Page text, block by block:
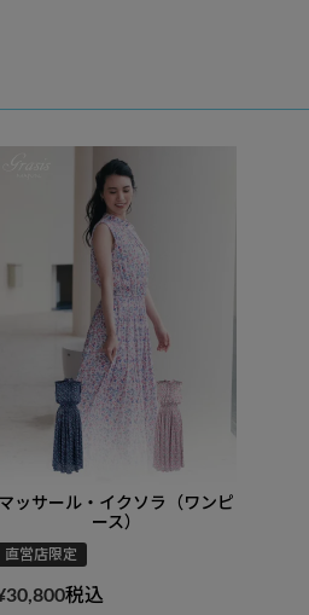
マッサール・イクソラ（ワンピ
ース）
直営店限定
30,800税込